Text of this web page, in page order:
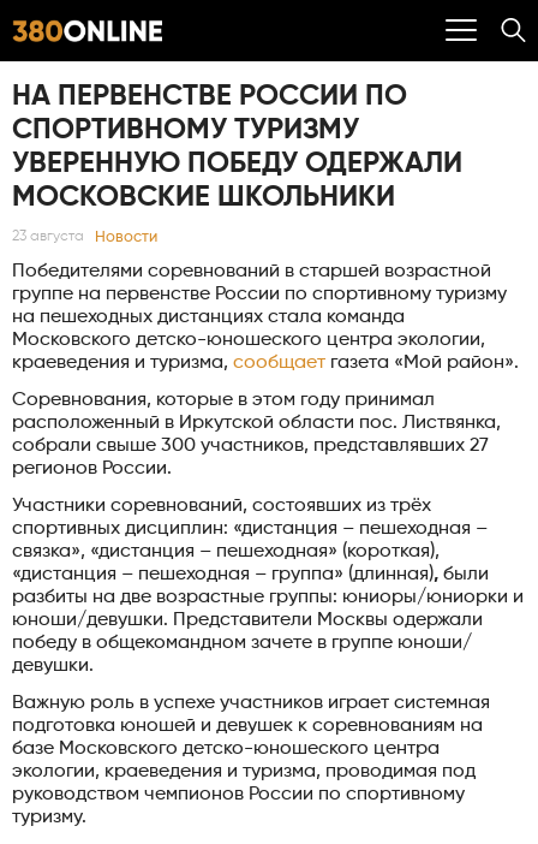
НА ПЕРВЕНСТВЕ РОССИИ ПО
СПОРТИВНОМУ ТУРИЗМУ
УВЕРЕННУЮ ПОБЕДУ ОДЕРЖАЛИ
МОСКОВСКИЕ ШКОЛЬНИКИ
23 августа Новости
Победителями соревнований в старшей возрастной
группе на первенстве России по спортивному туризму
на пешеходных дистанциях стала команда
Московского детско-юношеского центра экологии,
краеведения и туризма, сообщает газета «Мой район».
Соревнования, которые в этом году принимал
расположенный в Иркутской области пос. Листвянка,
собрали свыше 300 участников, представлявших 27
регионов России.
Участники соревнований, состоявших из трёх
спортивных дисциплин: «дистанция – пешеходная –
связка», «дистанция – пешеходная» (короткая),
«дистанция – пешеходная – группа» (длинная), были
разбиты на две возрастные группы: юниоры/юниорки и
юноши/девушки. Представители Москвы одержали
победу в общекомандном зачете в группе юноши/
девушки.
Важную роль в успехе участников играет системная
подготовка юношей и девушек к соревнованиям на
базе Московского детско-юношеского центра
экологии, краеведения и туризма, проводимая под
руководством чемпионов России по спортивному
туризму.